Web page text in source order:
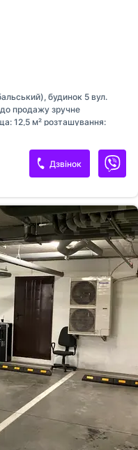
будинок 5 вул.
продажу зручне
12,5 м² розташування:
у комфортній зоні без
як для щоденного
придбати два
двох авто.
Дзвінок